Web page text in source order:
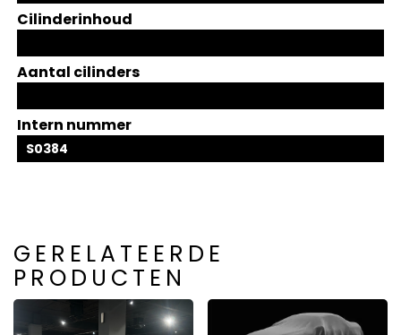
Cilinderinhoud
Aantal cilinders
Intern nummer
S0384
GERELATEERDE
PRODUCTEN